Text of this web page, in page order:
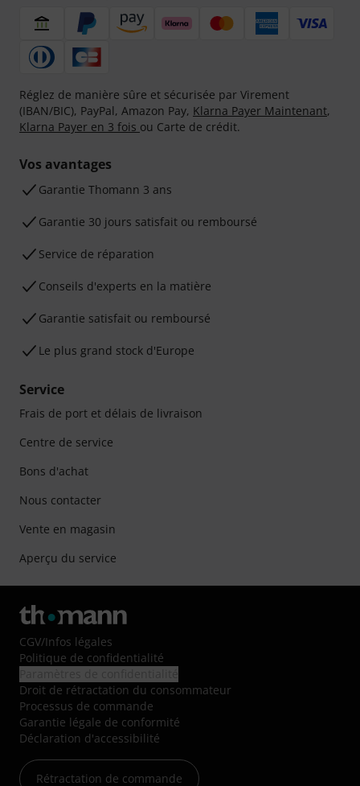
Réglez de manière sûre et sécurisée par Virement
(IBAN/BIC), PayPal, Amazon Pay, Klarna Payer Maintenant,
Klarna Payer en 3 fois ou Carte de crédit.
Vos avantages
Ga­ran­tie Thomann 3 ans
Garantie 30 jours satisfait ou remboursé
Service de réparation
Conseils d'experts en la matière
Garantie satisfait ou remboursé
Le plus grand stock d'Europe
Service
Frais de port et délais de livraison
Centre de service
Bons d'achat
Nous contacter
Vente en magasin
Aperçu du service
CGV/Infos légales
Politique de confidentialité
Droit de rétractation du consommateur
Processus de commande
Garantie légale de conformité
Déclaration d'accessibilité
Rétractation de commande